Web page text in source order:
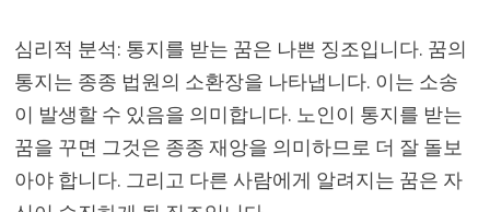
심리적 분석: 통지를 받는 꿈은 나쁜 징조입니다. 꿈의
통지는 종종 법원의 소환장을 나타냅니다. 이는 소송
이 발생할 수 있음을 의미합니다. 노인이 통지를 받는
꿈을 꾸면 그것은 종종 재앙을 의미하므로 더 잘 돌보
아야 합니다. 그리고 다른 사람에게 알려지는 꿈은 자